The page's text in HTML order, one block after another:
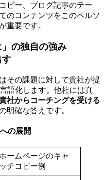
ピー、ブログ記事のテー
のコンテンツをこのペルソ
重要です。
の独自の強み
す
その課題に対して貴社が提
語化します。他社には真
社からコーチングを受ける
明確な答えです。
の展開
ホームページのキャ
ッチコピー例